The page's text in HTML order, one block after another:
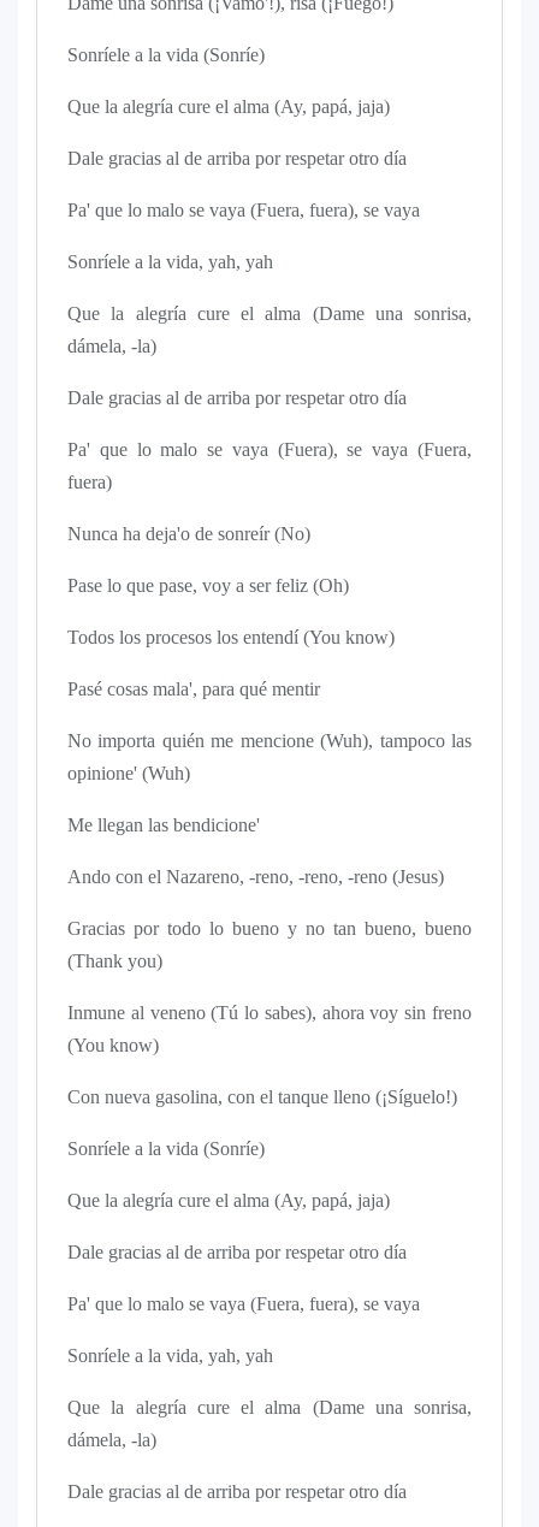
Sonríele a la vida (Sonríe)
Que la alegría cure el alma (Ay, papá, jaja)
Dale gracias al de arriba por respetar otro día
Pa' que lo malo se vaya (Fuera, fuera), se vaya
Sonríele a la vida, yah, yah
Que la alegría cure el alma (Dame una sonrisa,
dámela, -la)
Dale gracias al de arriba por respetar otro día
Pa' que lo malo se vaya (Fuera), se vaya (Fuera,
fuera)
Nunca ha deja'o de sonreír (No)
Pase lo que pase, voy a ser feliz (Oh)
Todos los procesos los entendí (You know)
Pasé cosas mala', para qué mentir
No importa quién me mencione (Wuh), tampoco las
opinione' (Wuh)
Me llegan las bendicione'
Ando con el Nazareno, -reno, -reno, -reno (Jesus)
Gracias por todo lo bueno y no tan bueno, bueno
(Thank you)
Inmune al veneno (Tú lo sabes), ahora voy sin freno
(You know)
Con nueva gasolina, con el tanque lleno (¡Síguelo!)
Sonríele a la vida (Sonríe)
Que la alegría cure el alma (Ay, papá, jaja)
Dale gracias al de arriba por respetar otro día
Pa' que lo malo se vaya (Fuera, fuera), se vaya
Sonríele a la vida, yah, yah
Que la alegría cure el alma (Dame una sonrisa,
dámela, -la)
Dale gracias al de arriba por respetar otro día